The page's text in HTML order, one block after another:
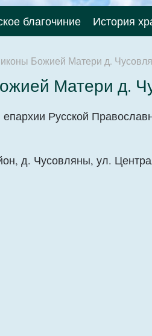
благочиние История
иконы Божией Матери д.
Матери д.
Русской
д. Чусовляны, ул.